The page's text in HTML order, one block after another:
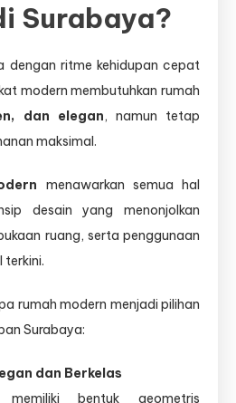
Surabaya?
dengan ritme kehidupan cepat
modern membutuhkan rumah
dan elegan, namun tetap
maksimal.
menawarkan semua hal
desain yang menonjolkan
ruang, serta penggunaan
terkini.
rumah modern menjadi pilihan
Surabaya:
dan Berkelas
bentuk geometris